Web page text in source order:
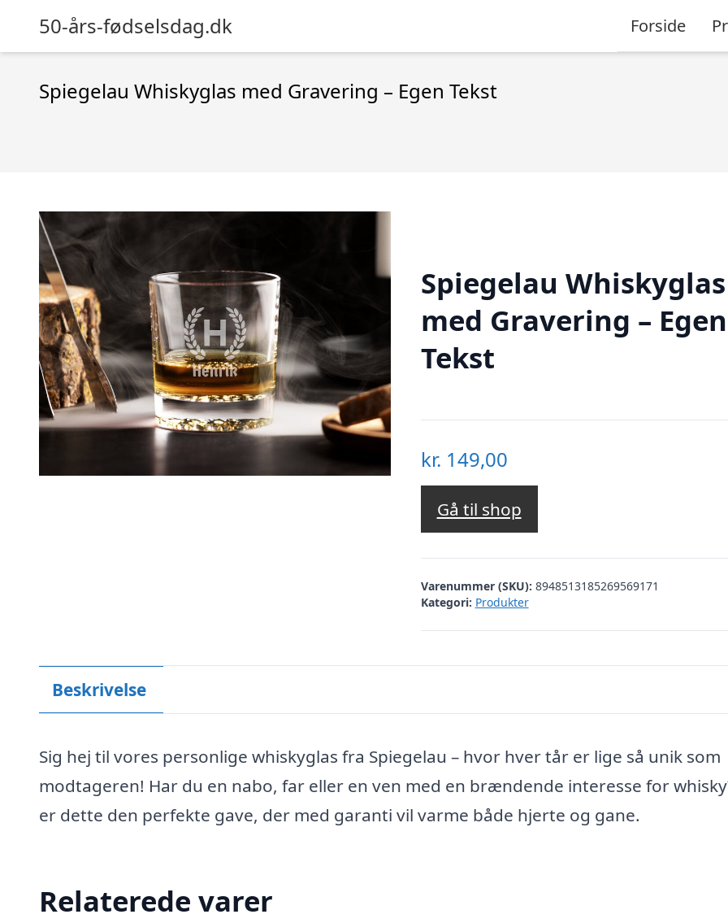
50-års-fødselsdag.dk Forside
Spiegelau Whiskyglas med Gravering – Egen Tekst
Spiegelau Whiskyglas
med Gravering – Egen
Tekst
kr. 149,00
Gå til shop
Varenummer (SKU): 8948513185269569171
Kategori: Produkter
Beskrivelse
Sig hej til vores personlige whiskyglas fra Spiegelau – hvor hver tår er lige så unik som
modtageren! Har du en nabo, far eller en ven med en brændende interesse for
er dette den perfekte gave, der med garanti vil varme både hjerte og gane.
Relaterede varer